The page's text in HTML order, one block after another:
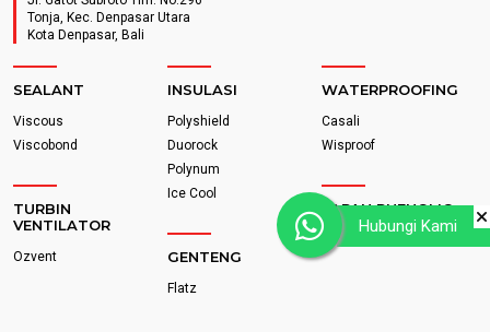
Hubungi Kami
Tonja, Kec. Denpasar Utara
Kota Denpasar, Bali
SEALANT
Viscous
Viscobond
INSULASI
Polyshield
Duorock
Polynum
Ice Cool
WATERPROOFING
Casali
Wisproof
TURBIN
VENTILATOR
Ozvent
PAPAN PHENOLIC
Smartcubic
GENTENG
Flatz